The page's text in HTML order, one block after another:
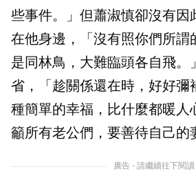
些事件。」但蕭淑慎卻沒有因
在他身邊，「沒有照你們所謂
是同林鳥，大難臨頭各自飛。
省，「趁關係還在時，好好彌
種簡單的幸福，比什麼都暖人
籲所有老公們，要善待自己的
廣告 - 請繼續往下閱讀